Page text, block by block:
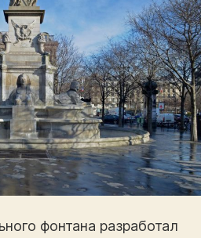
фонтана разработал